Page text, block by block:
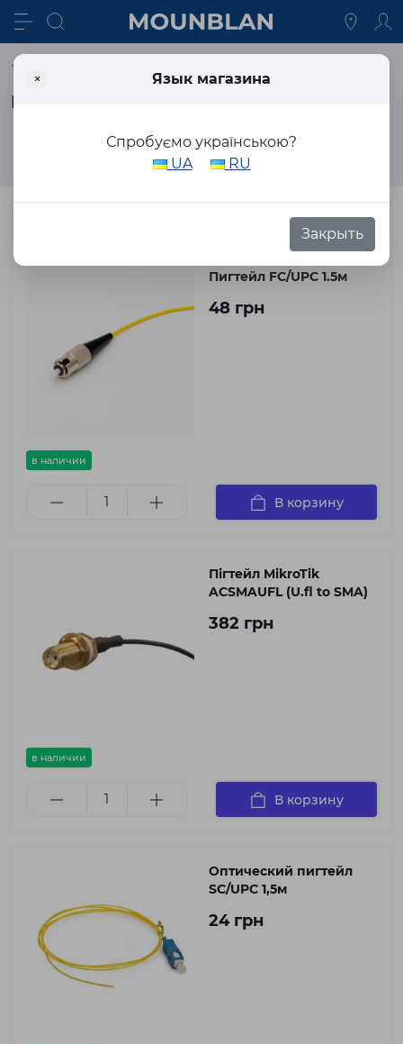
Пигтейлы оптические
× Язык магазина
Спробуємо українською?
UA
RU
Закрыть
в наличии
Пигтейл FC/UPC 1.5м
48 грн
В корзину
в наличии
Пігтейл MikroTik
ACSMAUFL (U.fl to SMA)
382 грн
В корзину
Оптический пигтейл
SC/UPC 1,5м
24 грн